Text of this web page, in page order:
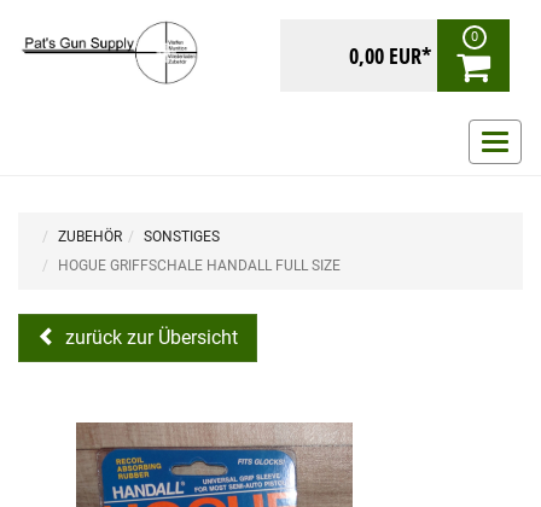
0,00 EUR*
0
ein-/
ZUBEHÖR
SONSTIGES
HOGUE GRIFFSCHALE HANDALL FULL SIZE
zurück zur Übersicht